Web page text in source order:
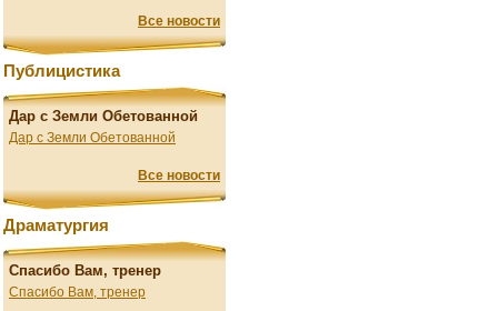
Все новости
Публицистика
Дар с Земли Обетованной
Дар с Земли Обетованной
Все новости
Драматургия
Спасибо Вам, тренер
Спасибо Вам, тренер